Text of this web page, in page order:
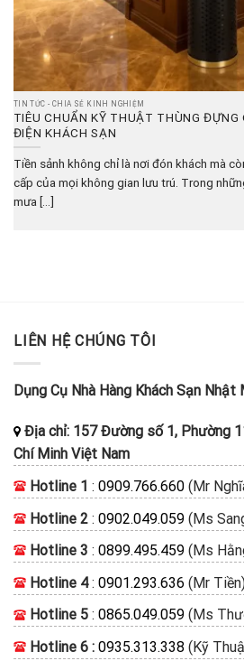
TIN TỨC - CHIA SẺ KINH NGHIỆM
TIÊU CHUẨN KỸ THUẬT THÙNG ĐỰNG
ĐIỆN KHÁCH SẠN
Tiền sảnh không chỉ là nơi đón khách mà
cấp của mọi không gian lưu trú. Trong
mưa [...]
LIÊN HỆ CHÚNG TÔI
Dụng Cụ Nhà Hàng Khách Sạn Nhật
Địa chỉ: 157 Đường số 1, Phường
Chí Minh Việt Nam
Hotline 1 : 0909.766.660 (Mr
Hotline 2 : 0902.049.059 (Ms
Hotline 3 : 0899.495.459 (Ms
Hotline 4: 0901.293.636 (Mr
Hotline 5 : 0865.049.059 (Ms
Hotline 6 : 0935.313.338 (Kỹ